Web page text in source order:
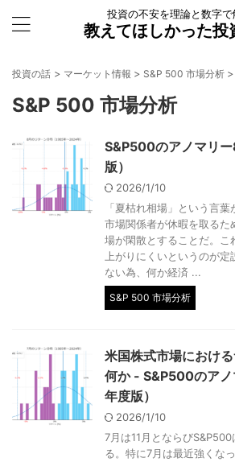
投資の不安を理論と数字で
教えてほしかった投
投資の話 > マーケット情報 > S&P 500 市場分析 >
S&P 500 市場分析
S&P500のアノマリ
版）
2026/1/10
「夏枯れ相場」という言
市場関係者が休暇を取るた
場が閑散とすることだ。
上がりにくいというのが
ない為、何か経済 ...
S&P 500 市場分析
米国株式市場におけ
何か - S&P500のア
年度版）
2026/1/10
7月は11月とならび
る。特に7月は最近強くな